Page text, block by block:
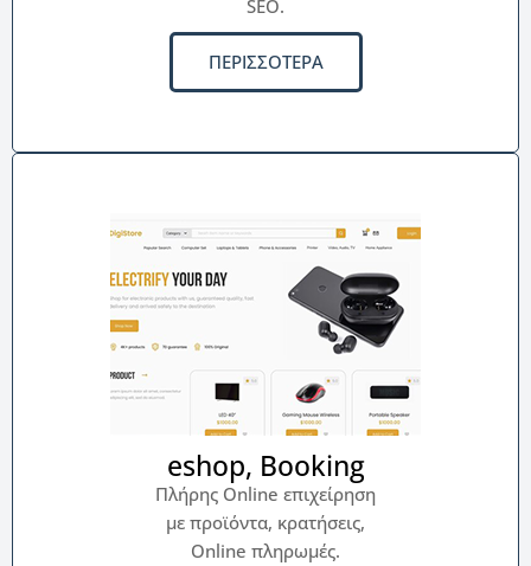
SEO.
ΠΕΡΙΣΣΟΤΕΡΑ
eshop, Booking
Πλήρης Online επιχείρηση
με προϊόντα, κρατήσεις,
Online πληρωμές.